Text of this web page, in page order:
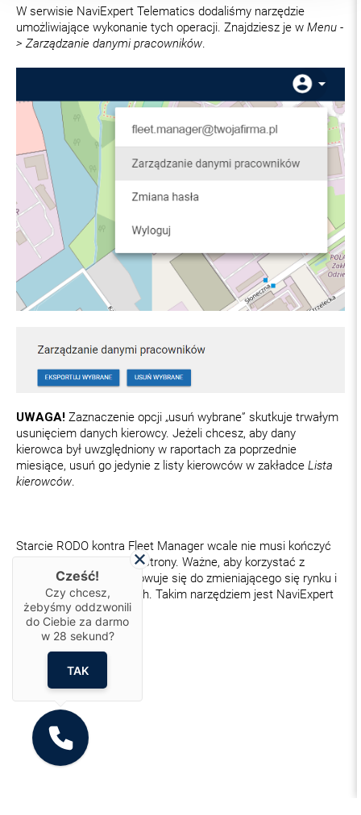
W serwisie NaviExpert Telematics dodaliśmy narzędzie
umożliwiające wykonanie tych operacji. Znajdziesz je w Menu -
> Zarządzanie danymi pracowników.
UWAGA! Zaznaczenie opcji „usuń wybrane” skutkuje trwałym
usunięciem danych kierowcy. Jeżeli chcesz, aby dany
kierowca był uwzględniony w raportach za poprzednie
miesiące, usuń go jedynie z listy kierowców w zakładce Lista
kierowców.
Starcie RODO kontra Fleet Manager wcale nie musi kończyć
się wygraną tylko jednej strony. Ważne, aby korzystać z
narzędzia, które dostosowuje się do zmieniającego się rynku i
zasad na nim panujących. Takim narzędziem jest NaviExpert
Telematics.
Cześć!
Czy chcesz,
żebyśmy oddzwonili
do Ciebie za darmo
w 28 sekund?
TAK